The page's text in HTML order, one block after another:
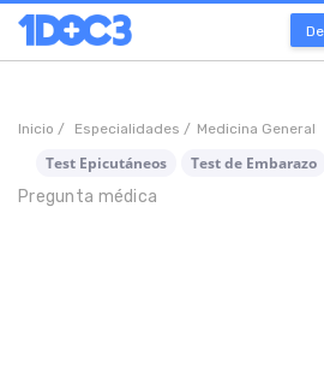
Inicio / Especialidades / Medicina General
Test Epicutáneos Test de Embarazo
Pregunta médica